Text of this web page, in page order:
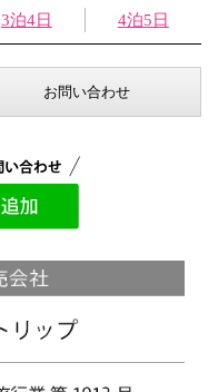
3泊4日 4泊5日
お問い合わせ